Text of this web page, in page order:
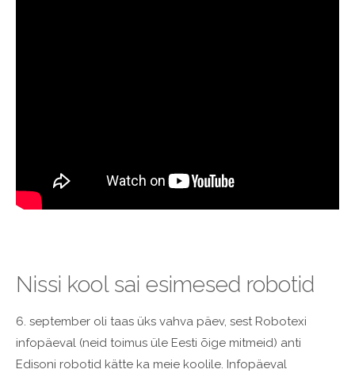
Nissi kool sai esimesed robotid
6. september oli taas üks vahva päev, sest Robotexi
infopäeval (neid toimus üle Eesti õige mitmeid) anti
Edisoni robotid kätte ka meie koolile. Infopäeval